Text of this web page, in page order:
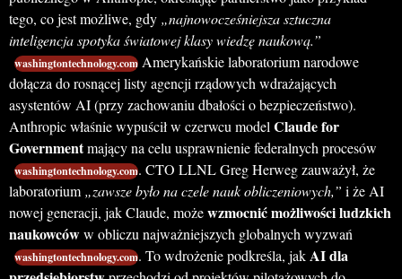
tego, co jest możliwe, gdy „najnowocześniejsza sztuczna
inteligencja spotyka światowej klasy wiedzę naukową.”
washingtontechnology.com Amerykańskie laboratorium narodowe
dołącza do rosnącej listy agencji rządowych wdrażających
asystentów AI (przy zachowaniu dbałości o bezpieczeństwo).
Anthropic właśnie wypuścił w czerwcu model Claude for
Governmentmający na celu usprawnienie federalnych procesów
washingtontechnology.com. CTO LLNL Greg Herweg zauważył, że
laboratorium „zawsze było na czele nauk obliczeniowych,” i że AI
nowej generacji, jak Claude, możewzmocnić możliwości ludzkich
naukowcóww obliczu najważniejszych globalnych wyzwań
washingtontechnology.com. To wdrożenie podkreśla, jakAI dla